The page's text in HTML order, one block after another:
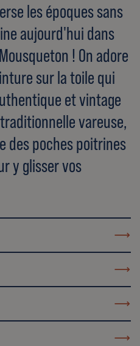
les époques sans
aujourd'hui dans
! On adore
sur la toile qui
et vintage
vareuse,
des poches poitrines
y glisser vos